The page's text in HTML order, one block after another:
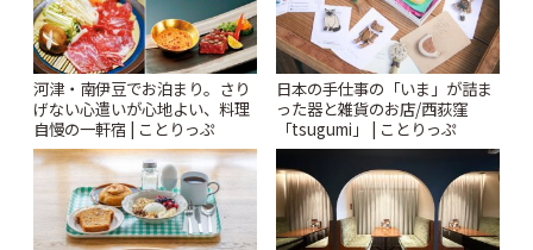
河津・南伊豆でお泊まり。さり
げない心遣いが心地よい、料理
自慢の一軒宿 | ことりっぷ
日本の手仕事の「いま」が詰ま
った器と雑貨のお店/西荻窪
「tsugumi」 | ことりっぷ